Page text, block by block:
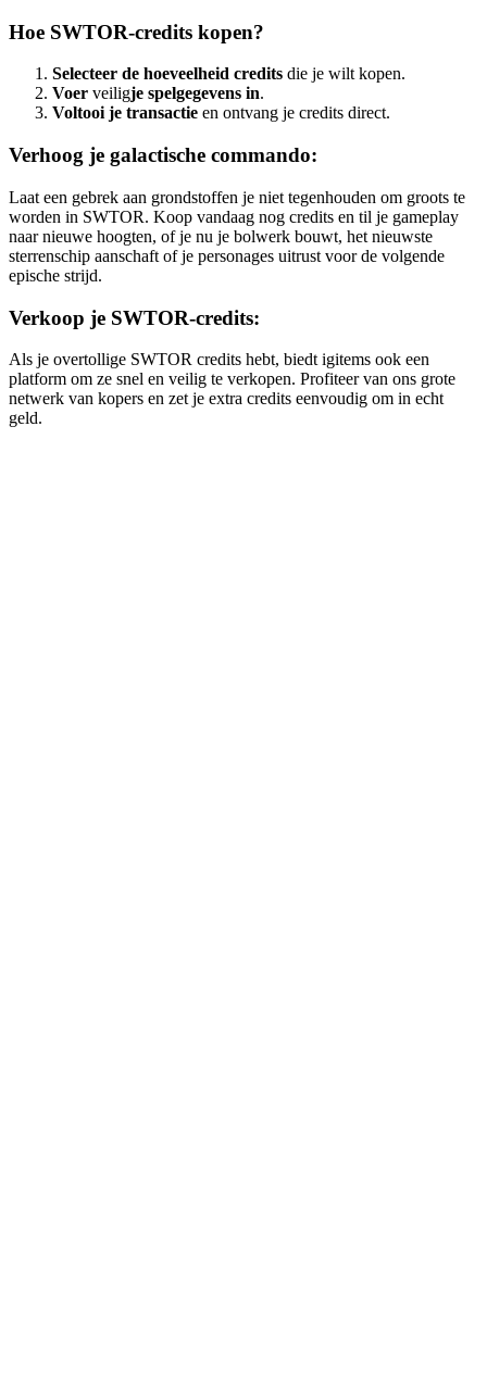
Hoe SWTOR-credits kopen?
Selecteer de hoeveelheid credits die je wilt kopen.
Voer veiligje spelgegevens in.
Voltooi je transactie en ontvang je credits direct.
Verhoog je galactische commando:
Laat een gebrek aan grondstoffen je niet tegenhouden om groots te
worden in SWTOR. Koop vandaag nog credits en til je gameplay
naar nieuwe hoogten, of je nu je bolwerk bouwt, het nieuwste
sterrenschip aanschaft of je personages uitrust voor de volgende
epische strijd.
Verkoop je SWTOR-credits:
Als je overtollige SWTOR credits hebt, biedt igitems ook een
platform om ze snel en veilig te verkopen. Profiteer van ons grote
netwerk van kopers en zet je extra credits eenvoudig om in echt
geld.